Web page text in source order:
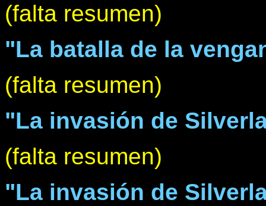
(falta resumen)
"La batalla de la
(falta resumen)
"La invasión de
(falta resumen)
"La invasión de